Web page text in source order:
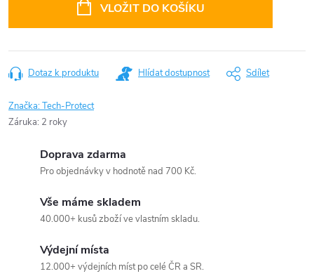
VLOŽIT DO KOŠÍKU
Dotaz k produktu Hlídat dostupnost Sdílet
Značka:Tech-Protect
Záruka: 2 roky
Doprava zdarma
Pro objednávky v hodnotě nad 700 Kč.
Vše máme skladem
40.000+ kusů zboží ve vlastním skladu.
Výdejní místa
12.000+ výdejních míst po celé ČR a SR.